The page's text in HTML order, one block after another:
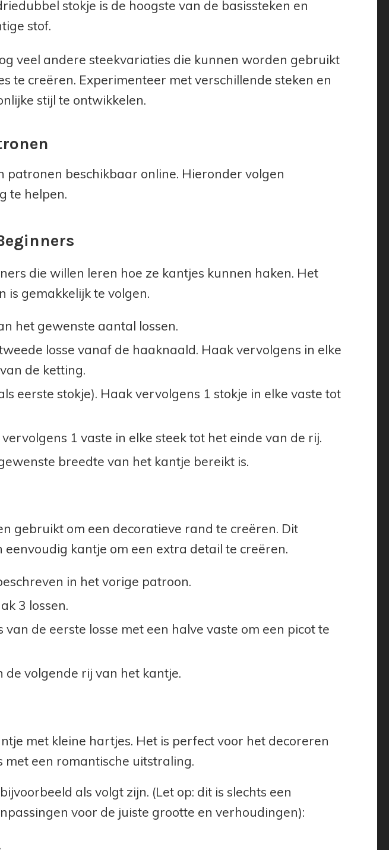
stokje is de hoogste van de basissteken en
stof.
veel andere steekvariaties die kunnen worden gebruikt
te creëren. Experimenteer met verschillende steken en
stijl te ontwikkelen.
patronen beschikbaar online. Hieronder volgen
te helpen.
die willen leren hoe ze kantjes kunnen haken. Het
is gemakkelijk te volgen.
het gewenste aantal lossen.
losse vanaf de haaknaald. Haak vervolgens in elke
de ketting.
eerste stokje). Haak vervolgens 1 stokje in elke vaste tot
1 vaste in elke steek tot het einde van de rij.
breedte van het kantje bereikt is.
gebruikt om een decoratieve rand te creëren. Dit
kantje om een extra detail te creëren.
in het vorige patroon.
3 lossen.
van de eerste losse met een halve vaste om een picot te
volgende rij van het kantje.
met kleine hartjes. Het is perfect voor het decoreren
een romantische uitstraling.
als volgt zijn. (Let op: dit is slechts een
voor de juiste grootte en verhoudingen):